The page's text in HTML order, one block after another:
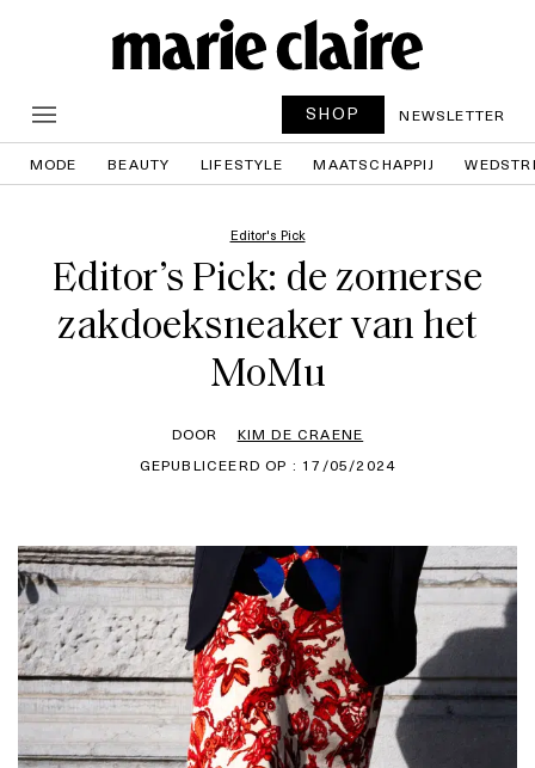
SHOP NEWSLETTER
MODE BEAUTY LIFESTYLE MAATSCHAPPIJ
Editor's Pick
Editor’s Pick: de zomerse
zakdoeksneaker van het
MoMu
DOOR
KIM DE CRAENE
GEPUBLICEERD OP : 17/05/2024